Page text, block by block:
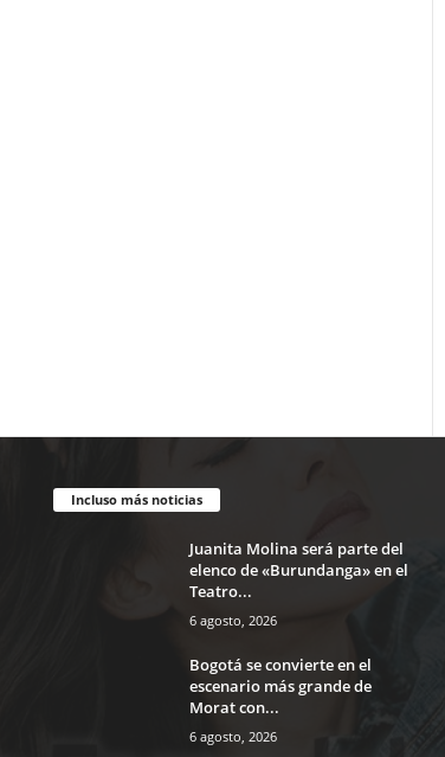
Incluso más noticias
Juanita Molina será parte del
elenco de «Burundanga» en el
Teatro...
6 agosto, 2026
Bogotá se convierte en el
escenario más grande de
Morat con...
6 agosto, 2026